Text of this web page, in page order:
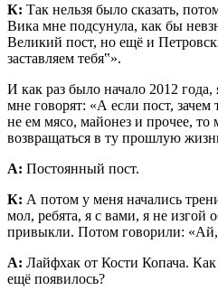
К: Так нельзя было сказать,
Вика мне подсунула, как бы
Великий пост, но ещё и
заставляем тебя‟».
И как раз было начало 2012
мне говорят: «А если пост,
не ем мясо, майонез и прочее, то
возвращаться в ту прошлую
А: Постоянный пост.
К: А потом у меня начались
мол, ребята, я с вами, я не
привыкли. Потом говорили:
А: Лайфхак от Кости Копача.
ещё появилось?